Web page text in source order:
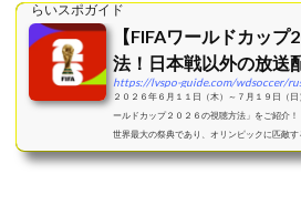
らいスポガイド
【FIFAワールドカッ
法！日本戦以外の放送
https://lvspo-guide.com/wdsoccer/
２０２６年６月１１日（木）～７月１９日（
ールドカップ２０２６の視聴方法」をご紹介
世界最大の祭典であり、オリンピックに匹敵
回大会であり、...